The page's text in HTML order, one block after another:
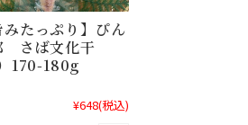
みたっぷり】ぴん
さば文化干
）170-180g
¥648(税込)